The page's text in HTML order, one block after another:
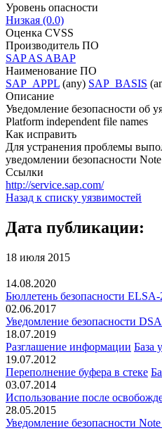
Уровень опасности
Низкая (0.0)
Оценка CVSS
Производитель ПО
SAP AS ABAP
Наименование ПО
SAP_APPL (any) SAP_BASIS
Описание
Уведомление безопасности об
Platform independent file names
Как исправить
Для устранения проблемы
уведомлении безопасности
Ссылки
http://service.sap.com/
Назад к списку уязвимостей
Дата публикации:
18 июля 2015
14.08.2020
Бюллетень безопасности ELSA-
02.06.2017
Уведомление безопасности
18.07.2019
Разглашение информации База
19.07.2012
Переполнение буфера в стеке
03.07.2014
Использование после
28.05.2015
Уведомление безопасности